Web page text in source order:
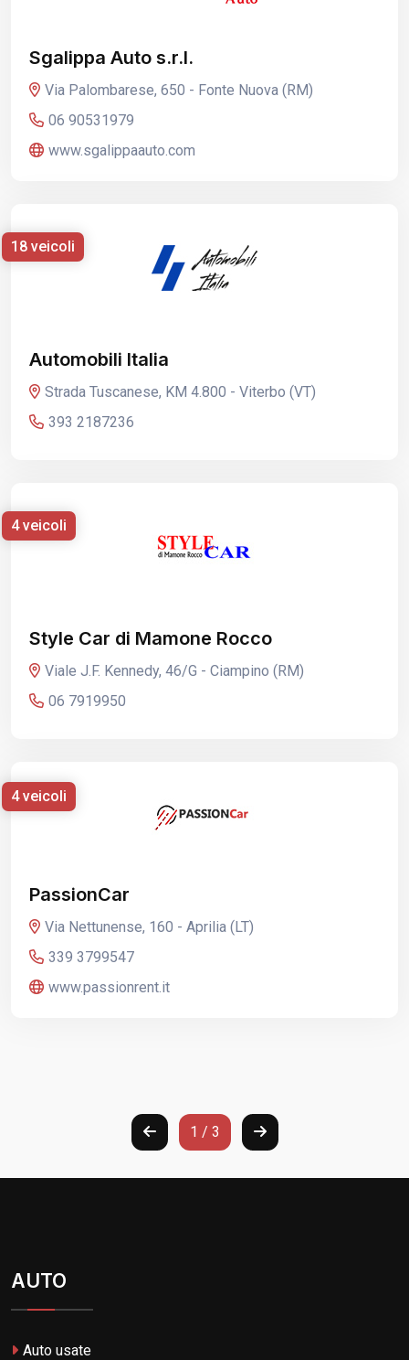
Sgalippa Auto s.r.l.
Via Palombarese, 650 - Fonte Nuova (RM)
06 90531979
www.sgalippaauto.com
18 veicoli
Automobili Italia
Strada Tuscanese, KM 4.800 - Viterbo (VT)
393 2187236
4 veicoli
Style Car di Mamone Rocco
Viale J.F. Kennedy, 46/G - Ciampino (RM)
06 7919950
4 veicoli
PassionCar
Via Nettunense, 160 - Aprilia (LT)
339 3799547
www.passionrent.it
1 / 3
AUTO
Auto usate